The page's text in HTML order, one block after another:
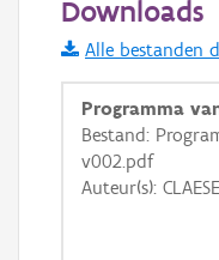
Informatie
i
+
Downloads
Alle bestanden
Programma
Bestand:
v002.pdf
Auteur(s):